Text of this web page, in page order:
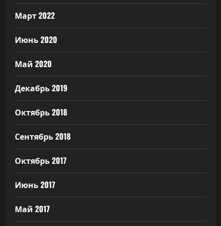
Март 2022
Июнь 2020
Май 2020
Декабрь 2019
Октябрь 2018
Сентябрь 2018
Октябрь 2017
Июнь 2017
Май 2017